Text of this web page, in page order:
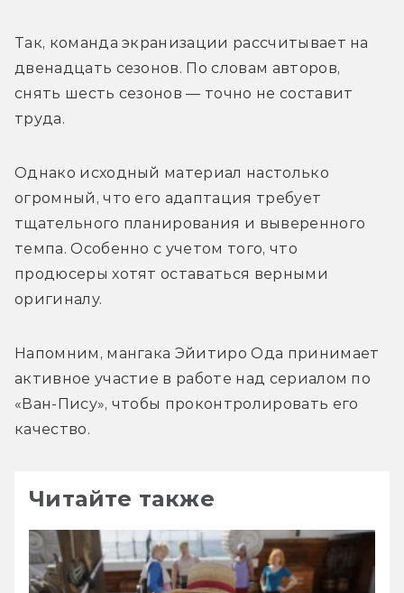
Так, команда экранизации рассчитывает на
двенадцать сезонов. По словам авторов,
снять шесть сезонов — точно не составит
труда.
Однако исходный материал настолько
огромный, что его адаптация требует
тщательного планирования и выверенного
темпа. Особенно с учетом того, что
продюсеры хотят оставаться верными
оригиналу.
Напомним, мангака Эйитиро Ода принимает
активное участие в работе над сериалом по
«Ван-Пису», чтобы проконтролировать его
качество.
Читайте также